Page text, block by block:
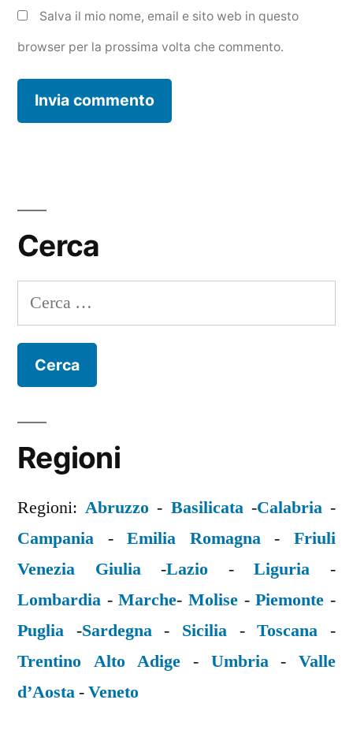
Salva il mio nome, email e sito web in questo
browser per la prossima volta che commento.
Cerca
Ricerca
per:
Regioni
Regioni:Abruzzo - Basilicata-Calabria-
Campania -Emilia Romagna-Friuli
Venezia Giulia-Lazio -Liguria -
Lombardia -Marche-Molise -Piemonte -
Puglia -Sardegna- Sicilia -Toscana -
Trentino Alto Adige - Umbria-Valle
d’Aosta-Veneto